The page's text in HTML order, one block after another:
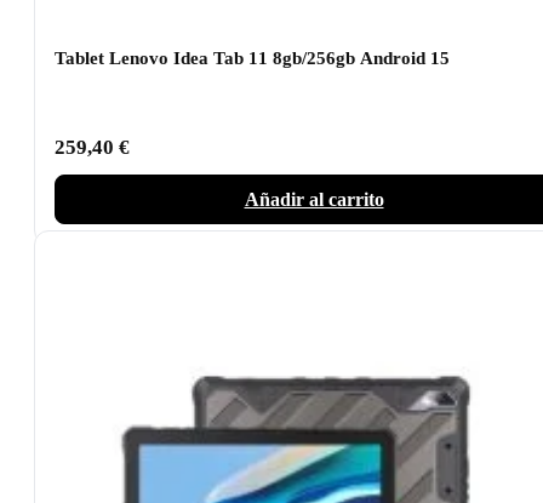
Tablet Lenovo Idea Tab 11 8gb/256gb Android 15
259,40 €
Añadir al carrito